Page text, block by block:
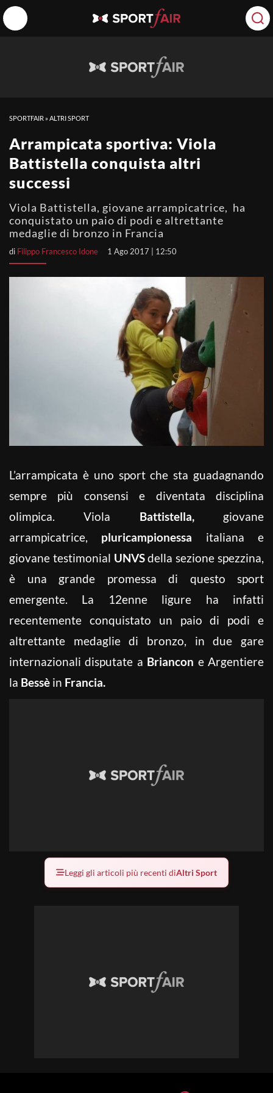
SPORTFAIR »ALTRI SPORT
Arrampicata sportiva: Viola
Battistella conquista altri
successi
Viola Battistella, giovane arrampicatrice, ha
conquistato un paio di podi e altrettante
medaglie di bronzo in Francia
di Filippo Francesco Idone 1 Ago 2017 | 12:50
L’arrampicata è uno sport che sta guadagnando
sempre più consensi e diventata disciplina
olimpica. Viola Battistella,giovane
arrampicatrice, pluricampionessa italiana e
giovane testimonial UNVSdella sezione spezzina,
è una grande promessa di questo sport
emergente. La 12enne ligure ha infatti
recentemente conquistato un paio di podi e
altrettante medaglie di bronzo, in due gare
internazionali disputate a Briancon e Argentiere
la Bessè in Francia.
Leggi gli articoli più recenti diAltri Sport